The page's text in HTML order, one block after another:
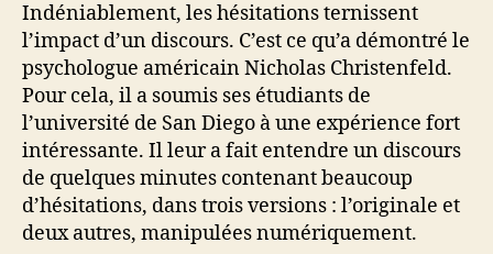
Indéniablement, les hésitations ternissent
l’impact d’un discours. C’est ce qu’a démontré le
psychologue américain Nicholas Christenfeld.
Pour cela, il a soumis ses étudiants de
l’université de San Diego à une expérience fort
intéressante. Il leur a fait entendre un discours
de quelques minutes contenant beaucoup
d’hésitations, dans trois versions : l’originale et
deux autres, manipulées numériquement.